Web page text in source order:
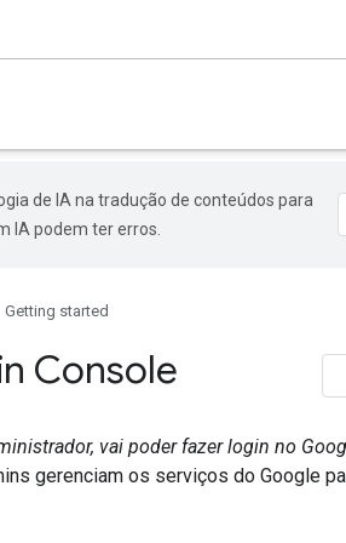
de IA na tradução de conteúdos para
IA podem ter erros.
Getting started
Console
vai poder fazer login no
gerenciam os serviços do Google